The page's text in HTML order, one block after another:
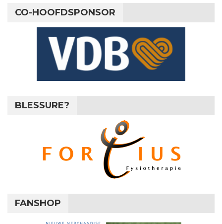
CO-HOOFDSPONSOR
BLESSURE?
FANSHOP